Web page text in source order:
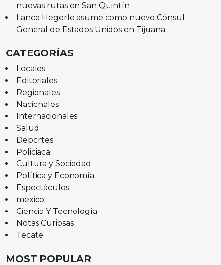
nuevas rutas en San Quintín
Lance Hegerle asume como nuevo Cónsul
General de Estados Unidos en Tijuana
CATEGORÍAS
Locales
Editoriales
Regionales
Nacionales
Internacionales
Salud
Deportes
Policiaca
Cultura y Sociedad
Política y Economía
Espectáculos
mexico
Ciencia Y Tecnología
Notas Curiosas
Tecate
MOST POPULAR